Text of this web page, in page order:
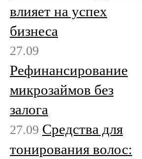
влияет на успех
бизнеса
27.09
Рефинансирование
микрозаймов без
залога
27.09 Средства для
тонирования волос: